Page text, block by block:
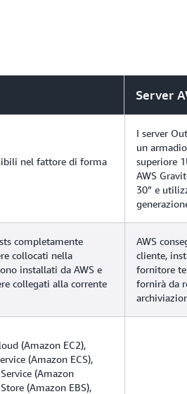
Server
nel fattore di forma
I server
un
superiore
AWS
30” e
completamente
collocati nella
installati da AWS e
collegati alla corrente
AWS
cliente,
fornitore
fornirà da
(Amazon EC2),
(Amazon ECS),
(Amazon
(Amazon EBS),